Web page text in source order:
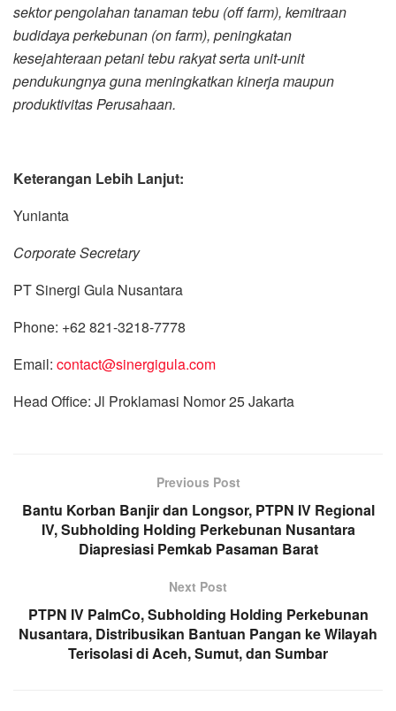
sektor pengolahan tanaman tebu (off farm), kemitraan
budidaya perkebunan (on farm), peningkatan
kesejahteraan petani tebu rakyat serta unit-unit
pendukungnya guna meningkatkan kinerja maupun
produktivitas Perusahaan.
Keterangan Lebih Lanjut:
Yunianta
Corporate Secretary
PT Sinergi Gula Nusantara
Phone: +62 821-3218-7778
Email: contact@sinergigula.com
Head Office: Jl Proklamasi Nomor 25 Jakarta
Previous Post
Bantu Korban Banjir dan Longsor, PTPN IV Regional
IV, Subholding Holding Perkebunan Nusantara
Diapresiasi Pemkab Pasaman Barat
Next Post
PTPN IV PalmCo, Subholding Holding Perkebunan
Nusantara, Distribusikan Bantuan Pangan ke Wilayah
Terisolasi di Aceh, Sumut, dan Sumbar